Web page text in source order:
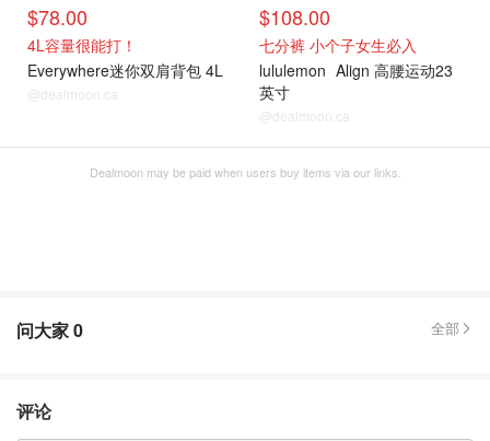
$78.00
4L容量很能打！
Everywhere迷你双肩背包 4L
@dealmoon.ca
$108.00
七分裤 小个子女生必入
lululemon Align 高腰运动23
英寸
@dealmoon.ca
Dealmoon may be paid when users buy items via our links.
问大家0 全部
评论